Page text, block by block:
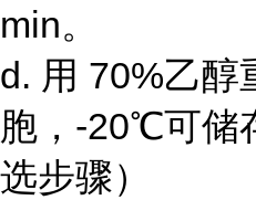
min。
d. 用 70%乙醇
胞，-20℃可储
选步骤）